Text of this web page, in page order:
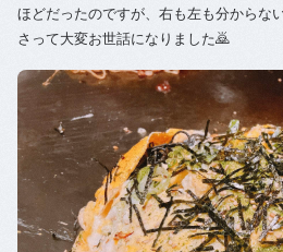
ほどだったのですが、右も左も分からな
さって大変お世話になりました🙇‍